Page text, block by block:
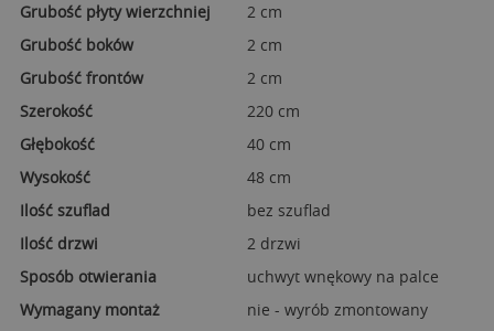
Grubość płyty wierzchniej
2 cm
Grubość boków
2 cm
Grubość frontów
2 cm
Szerokość
220 cm
Głębokość
40 cm
Wysokość
48 cm
Ilość szuflad
bez szuflad
Ilość drzwi
2 drzwi
Sposób otwierania
uchwyt wnękowy na palce
Wymagany montaż
nie - wyrób zmontowany